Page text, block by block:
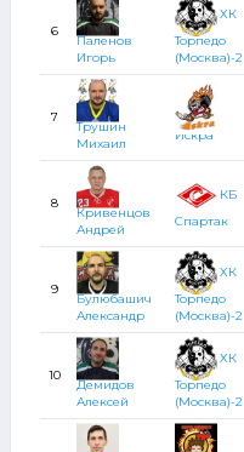
6
Паленов
Игорь
ХК
Торпедо
(Москва)-2
7
Трушин
Михаил
Искра
8
Кривенцов
Андрей
КБ
Спартак
9
Булюбашич
Александр
ХК
Торпедо
(Москва)-2
10
Демидов
Алексей
ХК
Торпедо
(Москва)-2